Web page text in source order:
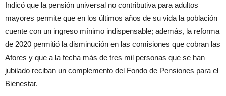
Indicó que la pensión universal no contributiva para adultos
mayores permite que en los últimos años de su vida la población
cuente con un ingreso mínimo indispensable; además, la reforma
de 2020 permitió la disminución en las comisiones que cobran las
Afores y que a la fecha más de tres mil personas que se han
jubilado reciban un complemento del Fondo de Pensiones para el
Bienestar.